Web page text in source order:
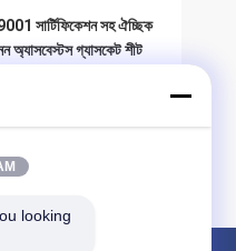
সার্টিফিকেশন সহ ঐচ্ছিক
অ্যাসবেস্টস গ্যাসকেট শীট
ভালো দাম
looking